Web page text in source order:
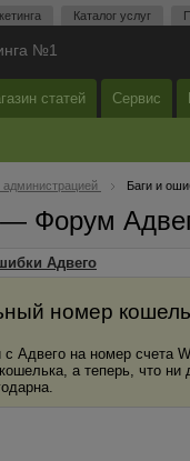
Каталог услуг
№1
статей Сервис
администрацией Баги и
— Форум
Адвего
номер
с Адвего на номер
а теперь, что